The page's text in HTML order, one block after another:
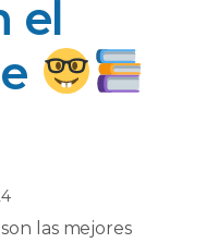
el
las mejores